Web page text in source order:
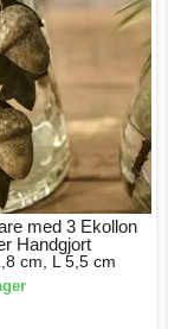
med 3 Ekollon
Handgjort
cm, L 5,5 cm